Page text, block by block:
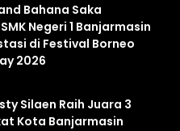
Bahana Saka
Negeri 1 Banjarmasin
di Festival Borneo
2026
Silaen Raih Juara 3
Kota Banjarmasin